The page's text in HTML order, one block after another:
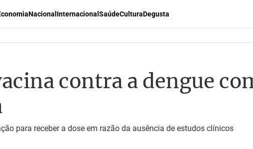
Nacional Internacional SaúdeCulturaDegusta
contra a dengue
para receber a dose em razão da ausência de estudos clínicos